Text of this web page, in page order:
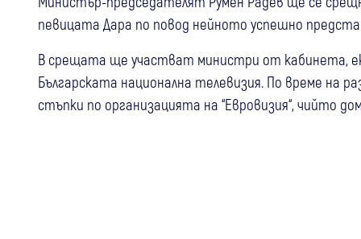
певицата Дара по повод нейното успешно
В срещата ще участват министри от кабинета,
Българската национална телевизия. По време на
стъпки по организацията на “Евровизия“, чийто